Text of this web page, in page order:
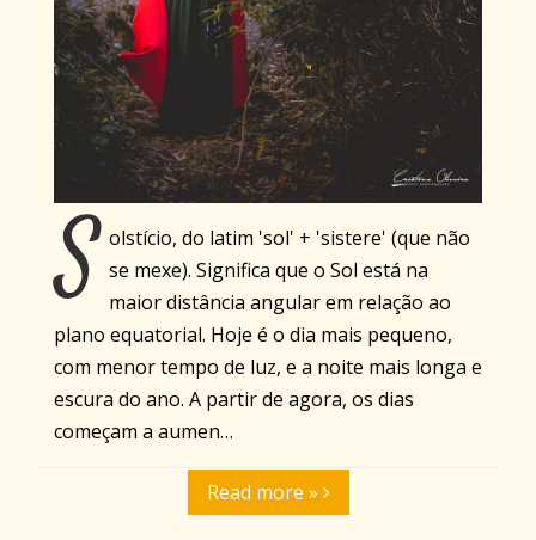
S olstício, do latim 'sol' + 'sistere' (que não
se mexe). Significa que o Sol está na
maior distância angular em relação ao
plano equatorial. Hoje é o dia mais pequeno,
com menor tempo de luz, e a noite mais longa e
escura do ano. A partir de agora, os dias
começam a aumen…
Read more »